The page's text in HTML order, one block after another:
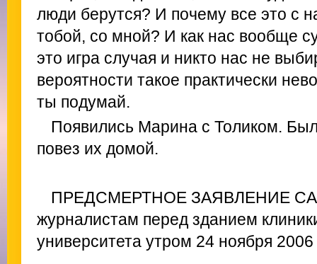
люди берутся? И почему все это с
тобой, со мной? И как нас вообще
это игра случая и никто нас не
вероятности такое практически
ты подумай.
Появились Марина с Толиком.
повез их домой.
ПРЕДСМЕРТНОЕ ЗАЯВЛЕНИЕ
журналистам перед зданием
университета утром 24 ноября 2006